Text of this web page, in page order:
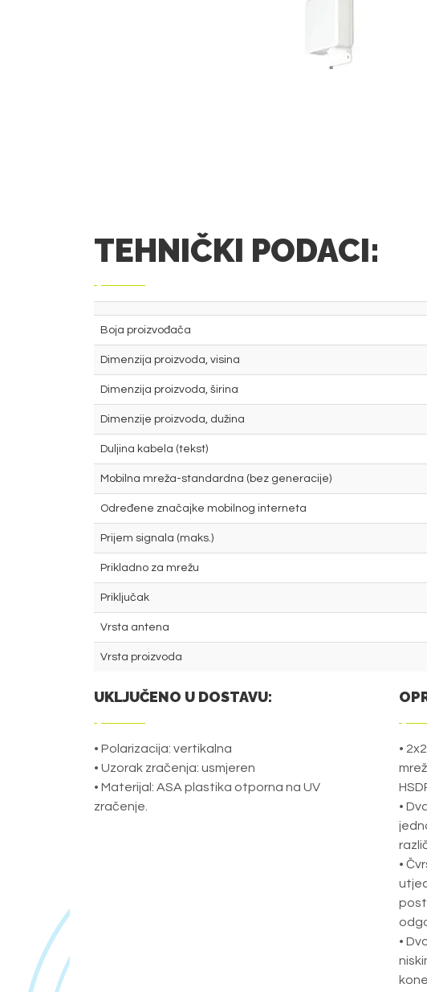
TEHNIČKI PODACI:
Boja proizvođača
Dimenzija proizvoda, visina
Dimenzija proizvoda, širina
Dimenzije proizvoda, dužina
Duljina kabela (tekst)
Mobilna mreža-standardna (bez generacije)
Određene značajke mobilnog interneta
Prijem signala (maks.)
Prikladno za mrežu
Priključak
Vrsta antena
Vrsta proizvoda
UKLJUČENO U DOSTAVU:
• Polarizacija: vertikalna
• Uzorak zračenja: usmjeren
• Materijal: ASA plastika otporna na UV
zračenje.
•
•
•
•